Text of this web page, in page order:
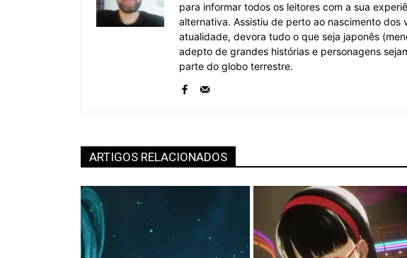
para informar todos os leitores com a sua
alternativa. Assistiu de perto ao nascimento dos
atualidade, devora tudo o que seja japonês
adepto de grandes histórias e personagens
parte do globo terrestre.
ARTIGOS RELACIONADOS